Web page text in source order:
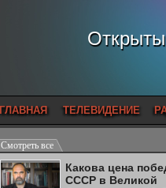
ГЛАВНАЯ ТЕЛЕВИДЕНИЕ
Смотреть все
Какова цена
СССР в Великой